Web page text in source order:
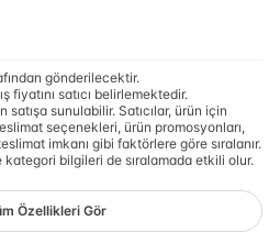
gönderilecektir.
fiyatını satıcı belirlemektedir.
satışa sunulabilir. Satıcılar, ürün için
seçenekleri, ürün promosyonları,
imkanı gibi faktörlere göre sıralanır.
bilgileri de sıralamada etkili olur.
Özellikleri Gör